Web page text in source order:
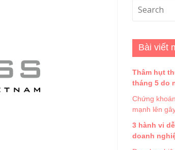
Bài viết
Thâm hụt
tháng 5 do
Chứng
mạnh lên
3 hành vi
doanh